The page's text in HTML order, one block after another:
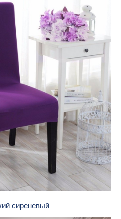
сиреневый